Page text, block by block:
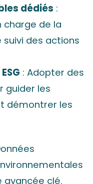
dédiés :
charge de la
des actions
: Adopter des
guider les
démontrer les
avancée clé.